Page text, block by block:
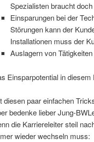
Spezialisten braucht
Einsparungen bei der
Störungen kann der
Installationen muss der
Auslagern von
Einsparpotential in diesem
diesen paar einfachen
bedenke lieber Jung-
die Karriereleiter steil
wieder wechseln muss: